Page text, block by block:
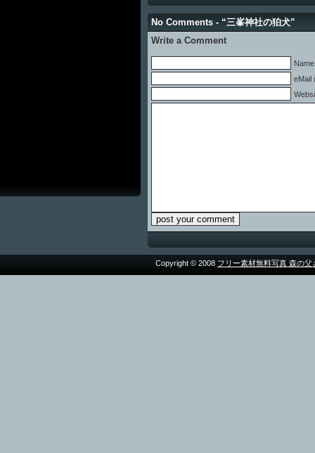
No Comments - “三峯神社の狛犬”
Write a Comment
eMail
Copyright © 2008 フリー素材無料写真 森の父